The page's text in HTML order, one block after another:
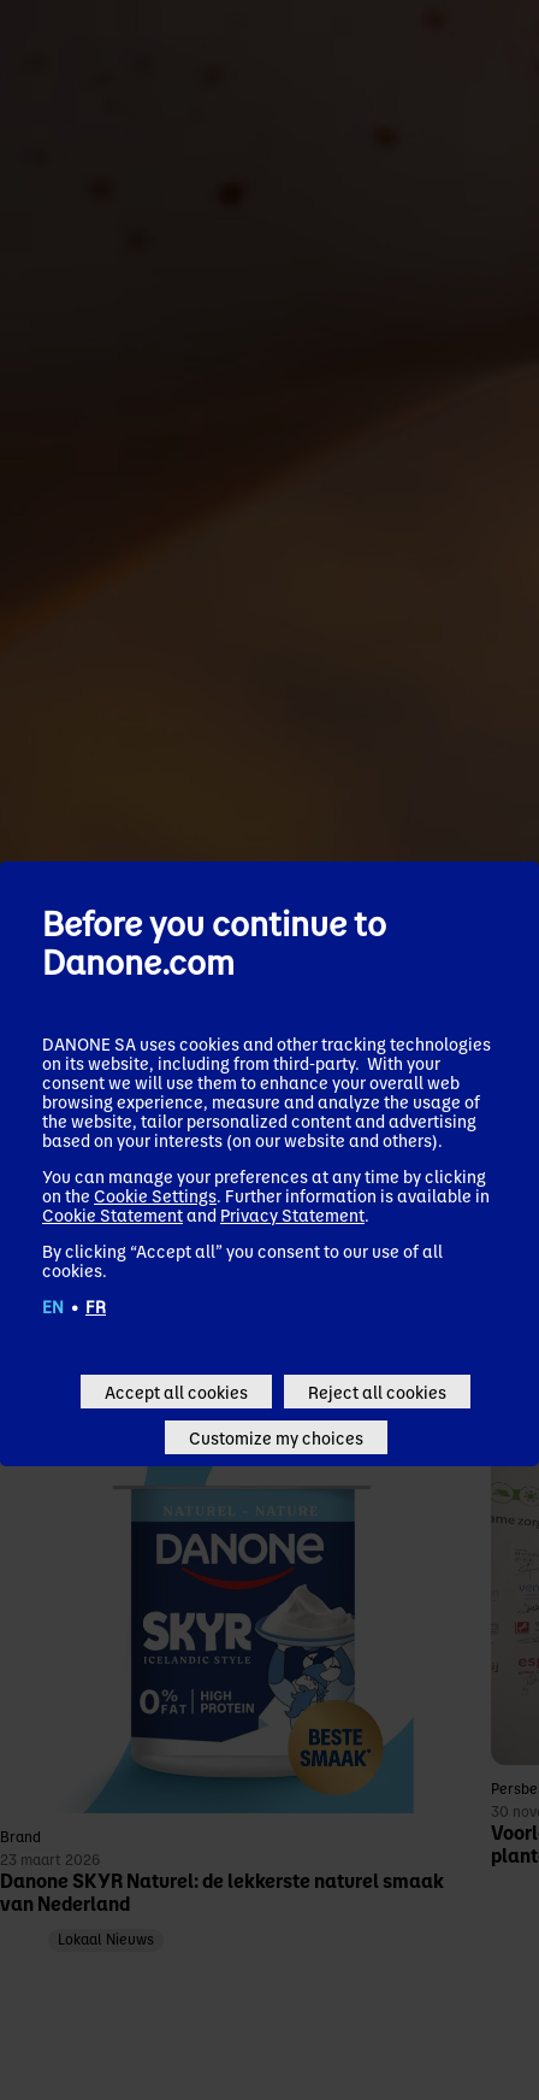
Danone, een wereldwijd toonaangevend voedings- en
drankenbedrijf, aanwezig in meer dan 120 landen en met de
essentiële business lines zoals Waters en Early Life
Onze missie
GEZONDHEID DOOR MIDDEL VAN VOEDING NAAR
ZOVEEL MOGELIJK MENSEN BRENGEN
Zoeken op onderwerp of artikel
Scroll om te ontdekken
Ons laatste nieuws
Brand
23 maart 2026
Danone SKYR Naturel: de lekkerste naturel smaak
van Nederland
Lokaal Nieuws
30
✕
We’ve detected your market and
language as:
United States - English
Go to Danone Global (EN)
Before you continue to
Danone.com
DANONE SA uses cookies and other tracking technologies
on its website, including from third-party. With your
consent we will use them to enhance your overall web
browsing experience, measure and analyze the usage of
the website, tailor personalized content and advertising
based on your interests (on our website and others).
You can manage your preferences at any time by clicking
on the Cookie Settings. Further information is available in
Cookie Statementand Privacy Statement.
By clicking “Accept all” you consent to our use of all
cookies.
EN • FR
Accept all cookies Reject all cookies
Customize my choices